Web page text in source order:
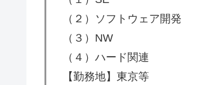
（２）ソフトウェア開発
（３）NW
（４）ハード関連
【勤務地】東京等